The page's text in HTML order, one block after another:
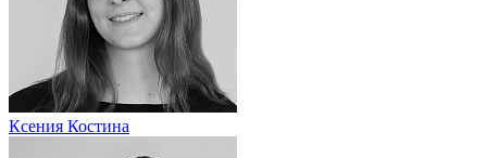
Ксения Костина